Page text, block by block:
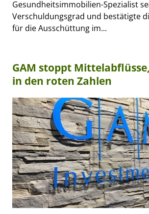
Gesundheitsimmobilien-Spezialist
Verschuldungsgrad und bestätigte
für die Ausschüttung im...
GAM stoppt
in den roten Zahlen